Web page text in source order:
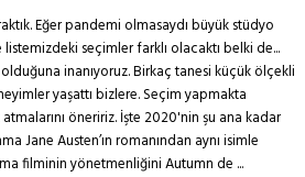
Eğer pandemi olmasaydı büyük stüdyo
seçimler farklı olacaktı belki de...
inanıyoruz. Birkaç tanesi küçük ölçekli
yaşattı bizlere. Seçim yapmakta
öneririz. İşte 2020'nin şu ana kadar
Jane Austen’ın romanından aynı isimle
filminin yönetmenliğini Autumn de ...